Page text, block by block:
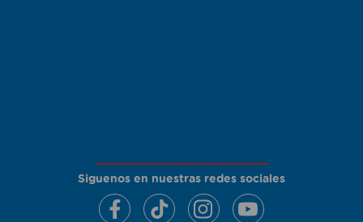
Siguenos en nuestras redes sociales